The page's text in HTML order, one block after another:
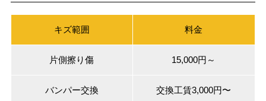
キズ範囲 料金
片側擦り傷 15,000円～
バンパー交換 交換工賃3,000円〜